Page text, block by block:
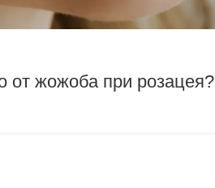
от жожоба при розацея?